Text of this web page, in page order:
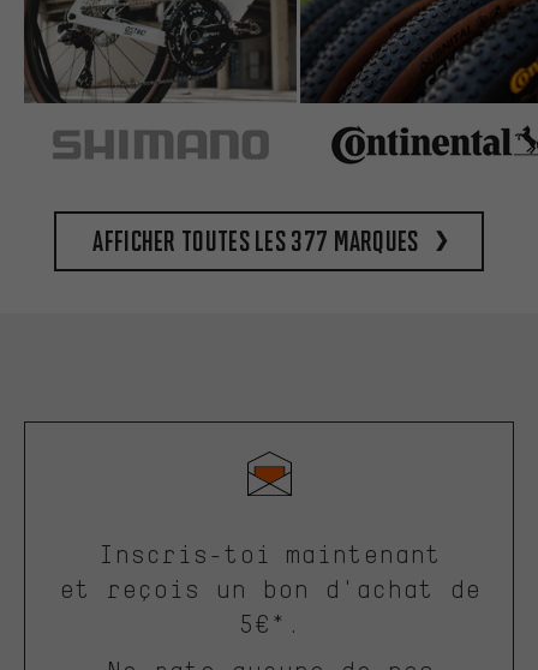
Afficher toutes les 377 marques
Inscris-toi maintenant
et reçois un bon d'achat de
5€*.